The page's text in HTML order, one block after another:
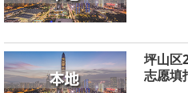
坪山区
志愿填